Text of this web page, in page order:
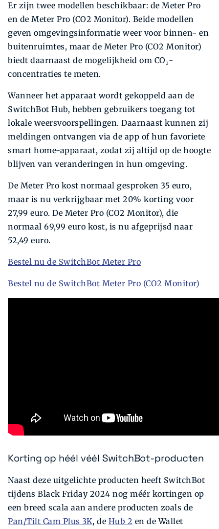
Er zijn twee modellen beschikbaar: de Meter Pro
en de Meter Pro (CO2 Monitor). Beide modellen
geven omgevingsinformatie weer voor binnen- en
buitenruimtes, maar de Meter Pro (CO2 Monitor)
biedt daarnaast de mogelijkheid om CO₂-
concentraties te meten.
Wanneer het apparaat wordt gekoppeld aan de
SwitchBot Hub, hebben gebruikers toegang tot
lokale weersvoorspellingen. Daarnaast kunnen zij
meldingen ontvangen via de app of hun favoriete
smart home-apparaat, zodat zij altijd op de hoogte
blijven van veranderingen in hun omgeving.
De Meter Pro kost normaal gesproken 35 euro,
maar is nu verkrijgbaar met 20% korting voor
27,99 euro. De Meter Pro (CO2 Monitor), die
normaal 69,99 euro kost, is nu afgeprijsd naar
52,49 euro.
Bestel nu de SwitchBot Meter Pro
Bestel nu de SwitchBot Meter Pro (CO2 Monitor)
Korting op héél véél SwitchBot-producten
Naast deze uitgelichte producten heeft SwitchBot
tijdens Black Friday 2024 nog méér kortingen op
een breed scala aan andere producten zoals de
Pan/Tilt Cam Plus 3K, de Hub 2 en de Wallet